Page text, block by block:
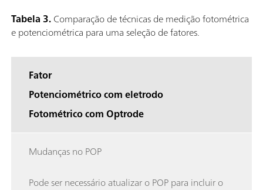
Tabela 3.Comparação de técnicas de medição fotométrica
e potenciométrica para uma seleção de fatores.
Fator
Potenciométrico com eletrodo
Fotométrico com Optrode
Mudanças no POP
Pode ser necessário atualizar o POP para incluir o